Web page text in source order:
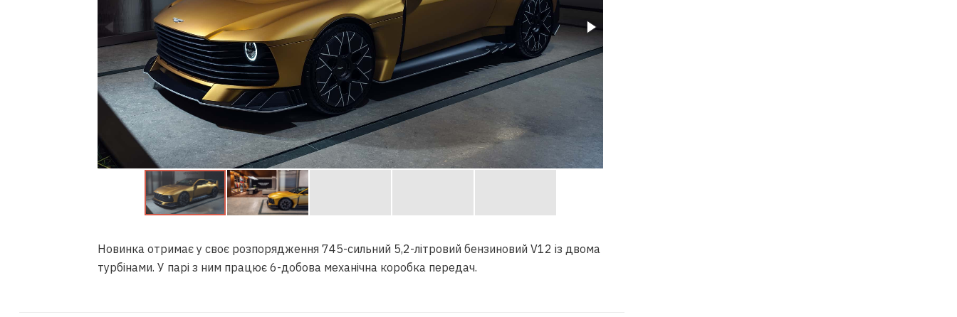
Новинка отримає у своє розпорядження 745-сильний 5,2-літровий бензиновий V12 із двома
турбінами. У парі з ним працює 6-добова механічна коробка передач.